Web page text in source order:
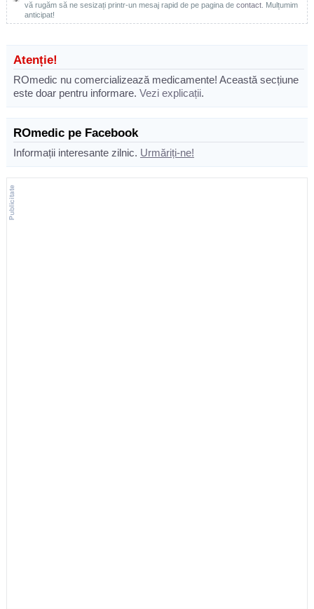
vă rugăm să ne sesizați printr-un mesaj rapid de pe pagina de contact. Mulțumim
anticipat!
Atenție!
ROmedic nu comercializează medicamente! Această secțiune
este doar pentru informare. Vezi explicații.
ROmedic pe Facebook
Informații interesante zilnic. Urmăriți-ne!